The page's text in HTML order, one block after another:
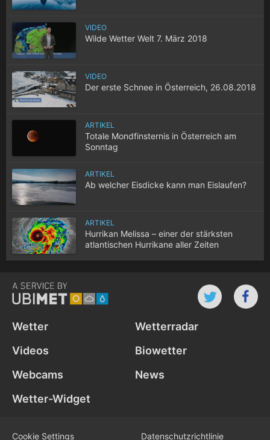
VIDEO
Wilde Wetter Welt 7. März 2018
VIDEO
Der erste Schnee in Österreich, 26.08.2018
ARTIKEL
Totale Mondfinsternis in Österreich am
Sonntag
ARTIKEL
Ab welcher Eisdicke kann man Eislaufen?
ARTIKEL
Hurrikan Melissa – einer der stärksten
atlantischen Hurrikane aller Zeiten
Wetter
Wetterradar
Videos
Biowetter
Webcams
News
Wetter-Widget
Cookie Settings Datenschutz­richtlinie